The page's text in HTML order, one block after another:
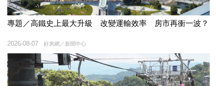
專題／高鐵史上最大升級 改變運輸效率 房市再衝一波？
好房網／新聞中心
2026-08-07